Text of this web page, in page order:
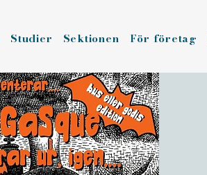
Studier Sektionen För företag